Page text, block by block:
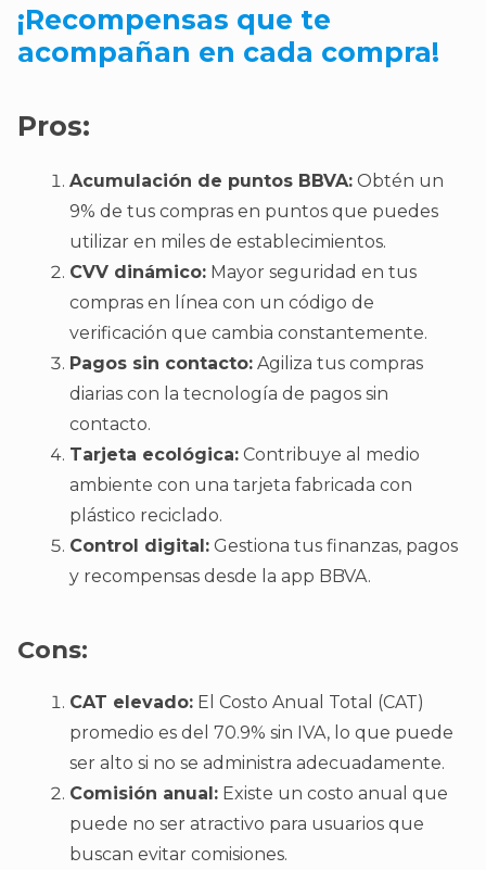
¡Recompensas que te
acompañan en cada compra!
Pros:
Acumulación de puntos BBVA: Obtén un
9% de tus compras en puntos que puedes
utilizar en miles de establecimientos.
CVV dinámico: Mayor seguridad en tus
compras en línea con un código de
verificación que cambia constantemente.
Pagos sin contacto: Agiliza tus compras
diarias con la tecnología de pagos sin
contacto.
Tarjeta ecológica: Contribuye al medio
ambiente con una tarjeta fabricada con
plástico reciclado.
Control digital: Gestiona tus finanzas, pagos
y recompensas desde la app BBVA.
Cons:
CAT elevado: El Costo Anual Total (CAT)
promedio es del 70.9% sin IVA, lo que puede
ser alto si no se administra adecuadamente.
Comisión anual: Existe un costo anual que
puede no ser atractivo para usuarios que
buscan evitar comisiones.